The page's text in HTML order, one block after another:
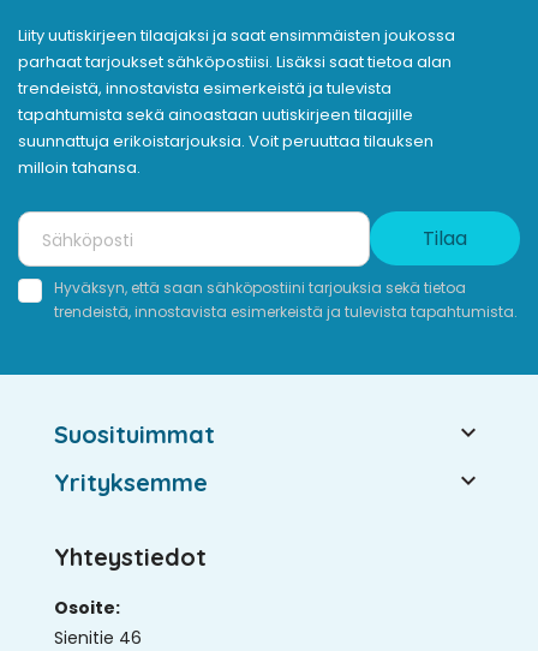
Liity uutiskirjeen tilaajaksi ja saat ensimmäisten joukossa
parhaat tarjoukset sähköpostiisi. Lisäksi saat tietoa alan
trendeistä, innostavista esimerkeistä ja tulevista
tapahtumista sekä ainoastaan uutiskirjeen tilaajille
suunnattuja erikoistarjouksia. Voit peruuttaa tilauksen
milloin tahansa.
Tilaa
Hyväksyn, että saan sähköpostiini tarjouksia sekä tietoa
trendeistä, innostavista esimerkeistä ja tulevista tapahtumista.
Suosituimmat 
Yrityksemme 
Yhteystiedot
Osoite:
Sienitie 46